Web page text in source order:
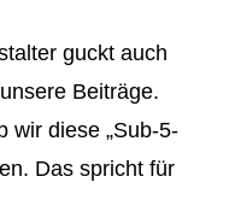
guckt auch
sere Beiträge.
wir diese „Sub-5-
Das spricht für